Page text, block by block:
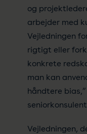
og
arbejder med
Vejledningen
rigtigt eller
konkrete
man kan
håndtere
Vejledningen,